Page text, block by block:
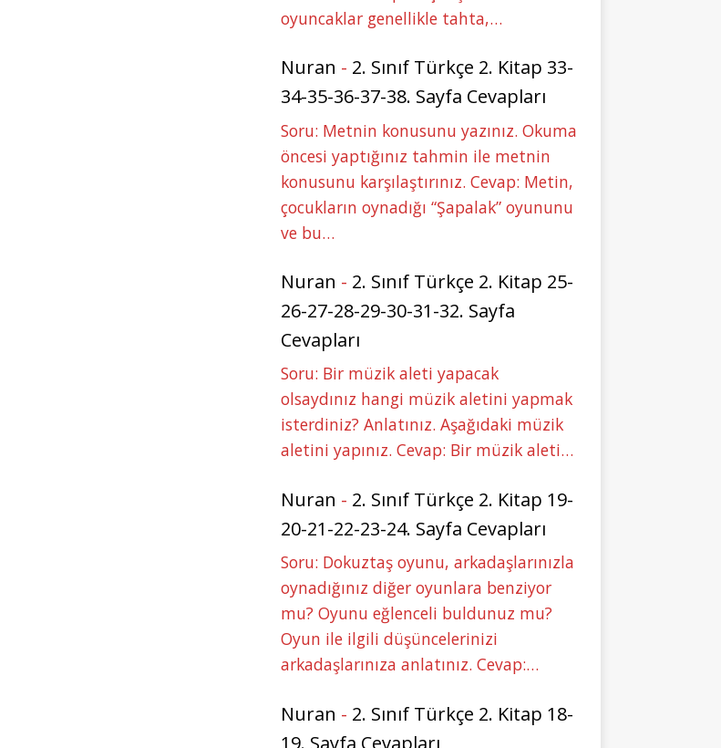
oyuncaklar genellikle tahta,…
Nuran - 2. Sınıf Türkçe 2. Kitap 33-
34-35-36-37-38. Sayfa Cevapları
Soru: Metnin konusunu yazınız. Okuma
öncesi yaptığınız tahmin ile metnin
konusunu karşılaştırınız. Cevap: Metin,
çocukların oynadığı “Şapalak” oyununu
ve bu…
Nuran - 2. Sınıf Türkçe 2. Kitap 25-
26-27-28-29-30-31-32. Sayfa
Cevapları
Soru: Bir müzik aleti yapacak
olsaydınız hangi müzik aletini yapmak
isterdiniz? Anlatınız. Aşağıdaki müzik
aletini yapınız. Cevap: Bir müzik aleti…
Nuran - 2. Sınıf Türkçe 2. Kitap 19-
20-21-22-23-24. Sayfa Cevapları
Soru: Dokuztaş oyunu, arkadaşlarınızla
oynadığınız diğer oyunlara benziyor
mu? Oyunu eğlenceli buldunuz mu?
Oyun ile ilgili düşüncelerinizi
arkadaşlarınıza anlatınız. Cevap:…
Nuran - 2. Sınıf Türkçe 2. Kitap 18-
19. Sayfa Cevapları